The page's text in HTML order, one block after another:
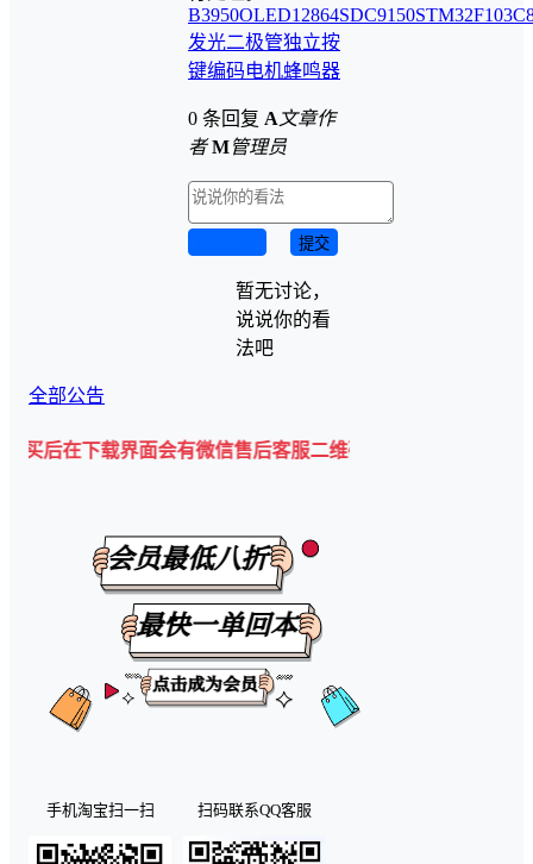
B3950OLED12864SDC9150
发光二极管独立按
键编码电机蜂鸣器
0 条回复 A 文章作
者 M管理员
提交
暂无讨论，
说说你的看
法吧
全部公告
界面会有微信售后客服二维码💡
手机淘宝扫一扫 扫码联系QQ客服